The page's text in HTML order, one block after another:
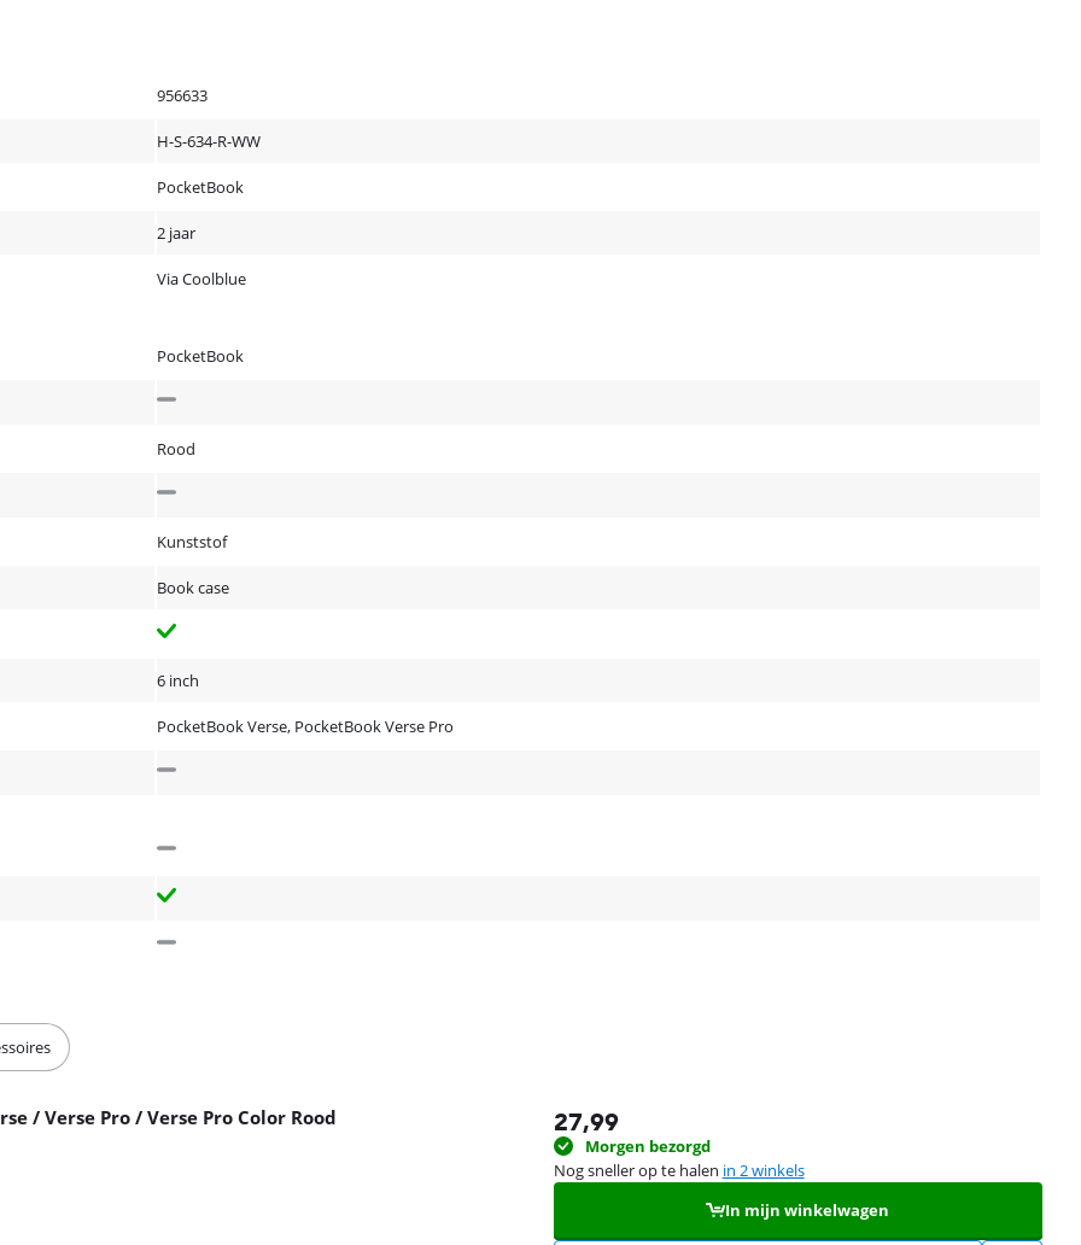
956633
H-S-634-R-WW
PocketBook
2 jaar
Via Coolblue
PocketBook
Rood
Kunststof
Book case
6 inch
PocketBook Verse, PocketBook Verse Pro
/ Verse Pro / Verse Pro Color Rood 27,99
Morgen bezorgd
Nog sneller op te halen in 2 winkels
In mijn winkelwagen